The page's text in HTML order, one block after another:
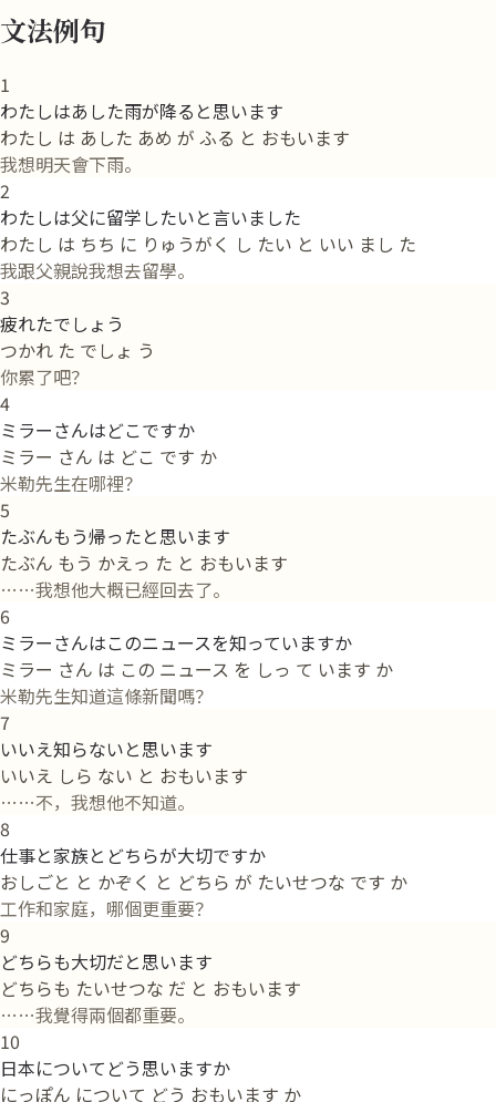
文法例句
1
わたしはあした雨が降ると思います
わたし は あした あめ が ふる と おもいます
我想明天會下雨。
2
わたしは父に留学したいと言いました
わたし は ちち に りゅうがく し たい と いい まし た
我跟父親說我想去留學。
3
疲れたでしょう
つかれ た でしょ う
你累了吧？
4
ミラーさんはどこですか
ミラー さん は どこ です か
米勒先生在哪裡？
5
たぶんもう帰ったと思います
たぶん もう かえっ た と おもいます
……我想他大概已經回去了。
6
ミラーさんはこのニュースを知っていますか
ミラー さん は この ニュース を しっ て います か
米勒先生知道這條新聞嗎？
7
いいえ知らないと思います
いいえ しら ない と おもいます
……不，我想他不知道。
8
仕事と家族とどちらが大切ですか
おしごと と かぞく と どちら が たいせつな です か
工作和家庭，哪個更重要？
9
どちらも大切だと思います
どちらも たいせつな だ と おもいます
……我覺得兩個都重要。
10
日本についてどう思いますか
にっぽん について どう おもいます か